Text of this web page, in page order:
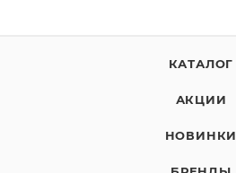
КАТАЛОГ
АКЦИИ
НОВИНКИ